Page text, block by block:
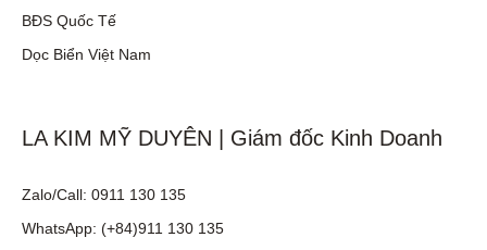
BĐS Quốc Tế
Dọc Biển Việt Nam
LA KIM MỸ DUYÊN | Giám đốc Kinh Doanh
Zalo/Call: 0911 130 135
WhatsApp: (+84)911 130 135